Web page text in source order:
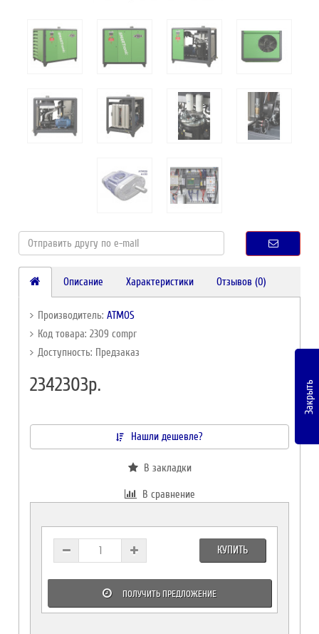
Описание Характеристики Отзывов (0)
Производитель:ATMOS
Код товара: 2309 compr
Доступность: Предзаказ
2342303р.
Нашли дешевле?
В закладки
В сравнение
КУПИТЬ
ПОЛУЧИТЬ ПРЕДЛОЖЕНИЕ
Закрыть